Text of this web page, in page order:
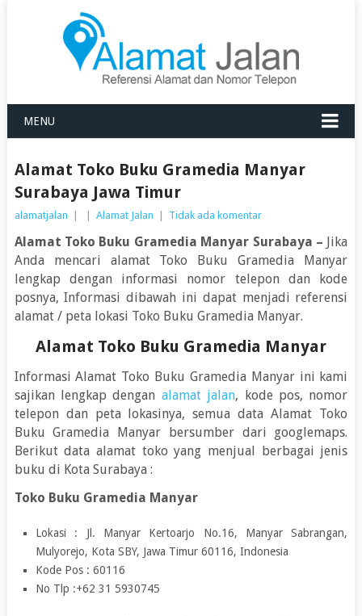
MENU
Alamat Toko Buku Gramedia Manyar
Surabaya Jawa Timur
alamatjalan Alamat Jalan Tidak ada komentar
Alamat Toko Buku Gramedia Manyar Surabaya – Jika
Anda mencari alamat Toko Buku Gramedia Manyar
lengkap dengan informasi nomor telepon dan kode
posnya, Informasi dibawah ini dapat menjadi referensi
alamat / peta lokasi Toko Buku Gramedia Manyar.
Alamat Toko Buku Gramedia Manyar
Informasi Alamat Toko Buku Gramedia Manyar ini kami
sajikan lengkap dengan alamat jalan, kode pos, nomor
telepon dan peta lokasinya, semua data Alamat Toko
Buku Gramedia Manyar bersumber dari googlemaps.
Berikut data alamat toko yang menjual berbagai jenis
buku di Kota Surabaya :
Toko Buku Gramedia Manyar
Lokasi : Jl. Manyar Kertoarjo No.16, Manyar Sabrangan,
Mulyorejo, Kota SBY, Jawa Timur 60116, Indonesia
Kode Pos : 60116
No Tlp :+62 31 5930745